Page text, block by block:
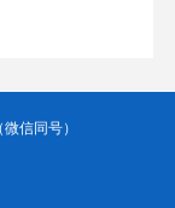
信同号）